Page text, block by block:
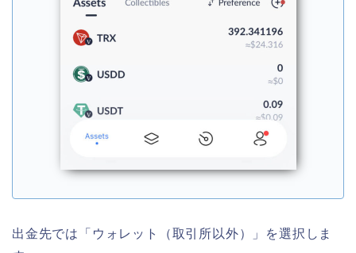
出金先では「ウォレット（取引所以外）」を選択しま